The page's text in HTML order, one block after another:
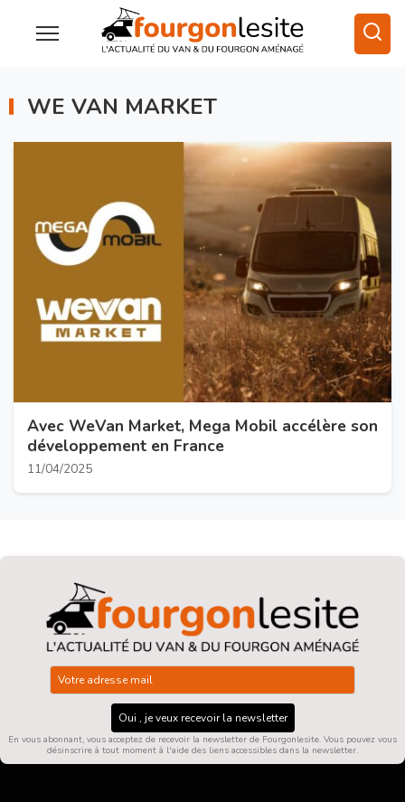
WE VAN MARKET
Avec WeVan Market, Mega Mobil accélère son
développement en France
11/04/2025
Oui , je veux recevoir la newsletter
En vous abonnant, vous acceptez de recevoir la newsletter de Fourgonlesite. Vous pouvez vous
désinscrire à tout moment à l'aide des liens accessibles dans la newsletter.